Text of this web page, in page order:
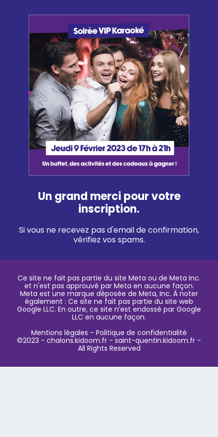
Un grand merci pour votre
inscription.
Si vous ne recevez pas d'email de confirmation,
vérifiez vos spams.
Ce site ne fait pas partie du site Meta ou de Meta Inc.
et n'est pas approuvé par Meta en aucune façon.
Meta est une marque déposée de Meta, Inc. À noter
également : Ce site ne fait pas partie du site web
Google LLC. En outre, ce site n’est endossé par Google
LLC en aucune façon.
Mentions légales - Politique de confidentialité
©2023 - chalons.kidoom.fr - saint-quentin.kidoom.fr -
All Rights Reserved